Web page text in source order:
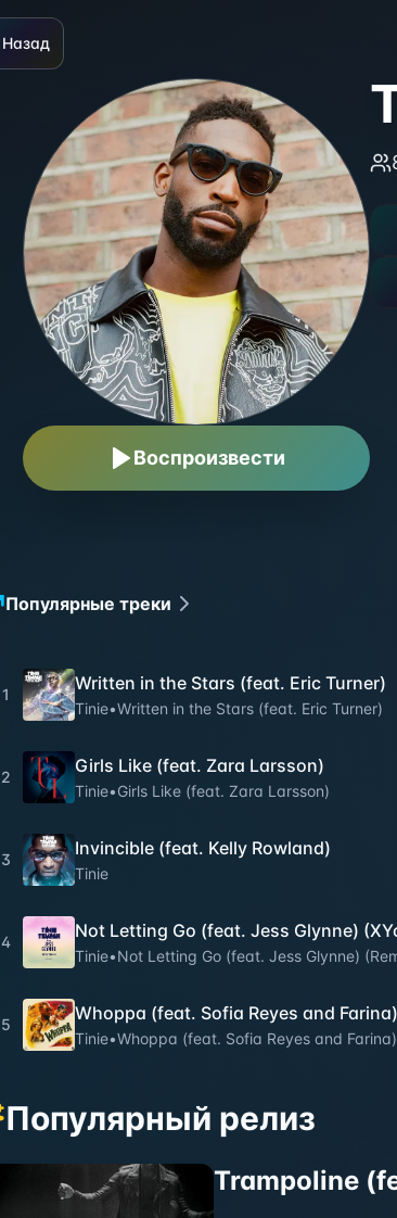
Назад
Воспроизвести
Популярные треки
1
Written in the Stars (feat. Eric Turner)
Tinie•Written in the Stars (feat. Eric Turner)
2
Girls Like (feat. Zara Larsson)
Tinie•Girls Like (feat. Zara Larsson)
3
Invincible (feat. Kelly Rowland)
Tinie
4
Not Letting Go (feat. Jess Glynne)
Tinie•Not Letting Go (feat. Jess Glynne)
5
Whoppa (feat. Sofia Reyes and Farina)
Tinie•Whoppa (feat. Sofia Reyes and Farina)
Популярный релиз
Trampoline